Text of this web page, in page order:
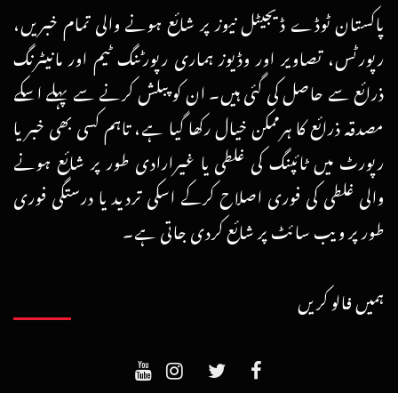
پاکستان ٹوڈے ڈیجیٹل نیوز پر شائع ہونے والی تمام خبریں،
رپورٹس، تصاویر اور وڈیوز ہماری رپورٹنگ ٹیم اور مانیٹرنگ
ذرائع سے حاصل کی گئی ہیں۔ ان کو پبلش کرنے سے پہلے اسکے
مصدقہ ذرائع کا ہرممکن خیال رکھا گیا ہے، تاہم کسی بھی خبر یا
رپورٹ میں ٹائپنگ کی غلطی یا غیرارادی طور پر شائع ہونے
والی غلطی کی فوری اصلاح کرکے اسکی تردید یا درستگی فوری
طور پر ویب سائٹ پر شائع کردی جاتی ہے۔
ہمیں فالو کریں